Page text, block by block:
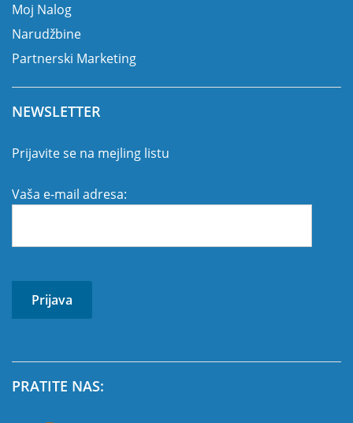
Moj Nalog
Narudžbine
Partnerski Marketing
NEWSLETTER
Prijavite se na mejling listu
Vaša e-mail adresa:
PRATITE NAS: